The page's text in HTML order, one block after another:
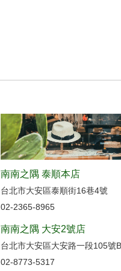
南南之隅 泰順本店
台北市大安區泰順街16巷4號
02-2365-8965
南南之隅 大安2號店
台北市大安區大安路一段105號
02-8773-5317